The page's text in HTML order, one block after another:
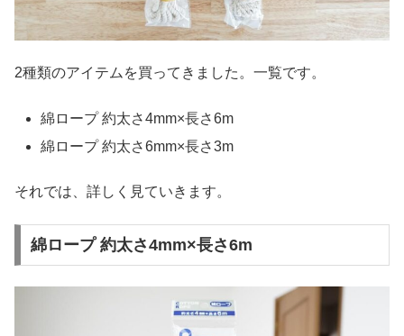
2種類のアイテムを買ってきました。一覧です。
綿ロープ 約太さ4mm×長さ6m
綿ロープ 約太さ6mm×長さ3m
それでは、詳しく見ていきます。
綿ロープ 約太さ4mm×長さ6m